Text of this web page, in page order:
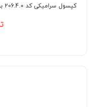
کپسول سرامیکی کد 206.4.0 برند JIPO حجم 230 میلی لیتر